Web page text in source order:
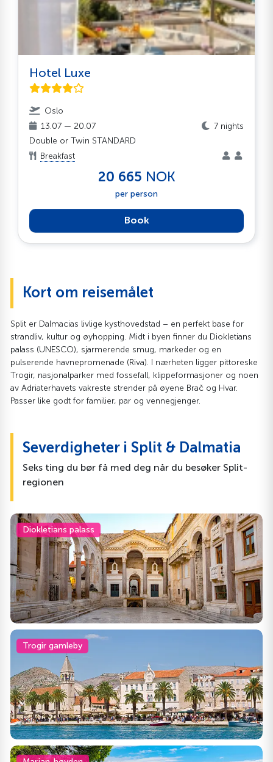
Hotel Luxe
Oslo
13.07 — 20.07
7 nights
Double or Twin STANDARD
Breakfast
20 665 NOK
per person
Book
Kort om reisemålet
Split er Dalmacias livlige kysthovedstad – en perfekt base for
strandliv, kultur og øyhopping. Midt i byen finner du Diokletians
palass (UNESCO), sjarmerende smug, markeder og en
pulserende havnepromenade (Riva). I nærheten ligger pittoreske
Trogir, nasjonalparker med fossefall, klippeformasjoner og noen
av Adriaterhavets vakreste strender på øyene Brač og Hvar.
Passer like godt for familier, par og vennegjenger.
Severdigheter i Split & Dalmatia
Seks ting du bør få med deg når du besøker Split-
regionen
Diokletians palass
Trogir gamleby